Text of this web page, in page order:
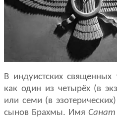
В индуистских священных
как один из четырёх (в
или семи (в
сынов Брахмы. Имя Санат